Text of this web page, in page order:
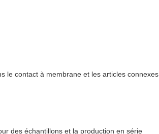
le contact à membrane et les articles connexes.
des échantillons et la production en série